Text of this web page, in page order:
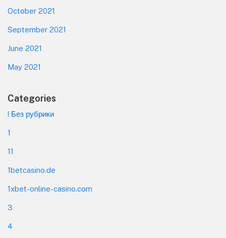
October 2021
September 2021
June 2021
May 2021
Categories
! Без рубрики
1
11
1betcasino.de
1xbet-online-casino.com
3
4